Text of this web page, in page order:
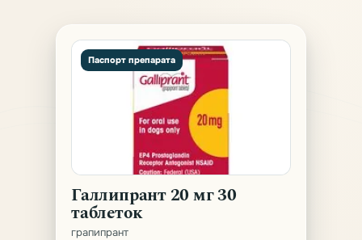
Паспорт препарата
Галлипрант 20 мг 30
таблеток
грапипрант